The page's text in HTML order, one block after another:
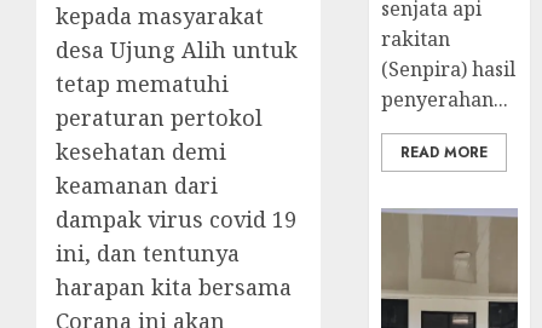
kepada masyarakat
desa Ujung Alih untuk
tetap mematuhi
peraturan pertokol
kesehatan demi
keamanan dari
dampak virus covid 19
ini, dan tentunya
harapan kita bersama
Corana ini akan
senjata api
rakitan
(Senpira) hasil
penyerahan...
READ MORE